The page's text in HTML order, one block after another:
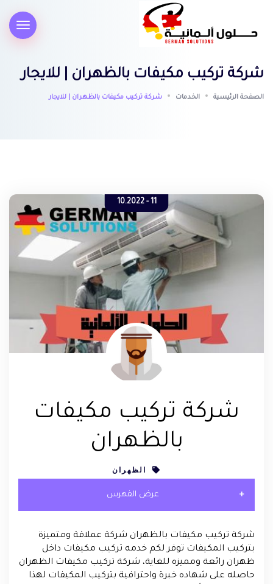
شركة تركيب مكيفات بالظهران | للايجار
الصفحة الرئيسية الخدمات شركة تركيب مكيفات بالظهران | للايجار
11 - 10.2022
شركة تركيب مكيفات
بالظهران
الظهران
عرض الفهرس
شركة تركيب مكيفات بالظهران شركة عملاقة ومتميزة
بتركيب المكيفات توفر لكم خدمه تركيب مكيفات داخل
ظهران رائعة ومميزه للغاية، شركة تركيب مكيفات الظهران
حاصله على شهاده خبرة واحترافية بتركيب المكيفات لهذا